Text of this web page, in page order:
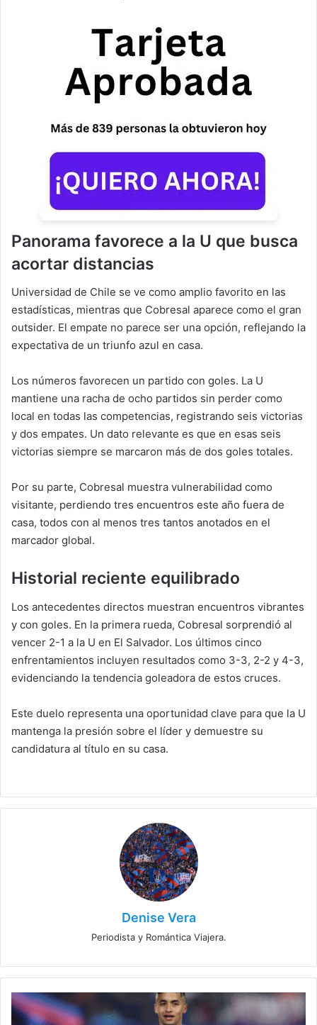
Panorama favorece a la U que busca
acortar distancias
Universidad de Chile se ve como amplio favorito en las
estadísticas, mientras que Cobresal aparece como el gran
outsider. El empate no parece ser una opción, reflejando la
expectativa de un triunfo azul en casa.
Los números favorecen un partido con goles. La U
mantiene una racha de ocho partidos sin perder como
local en todas las competencias, registrando seis victorias
y dos empates. Un dato relevante es que en esas seis
victorias siempre se marcaron más de dos goles totales.
Por su parte, Cobresal muestra vulnerabilidad como
visitante, perdiendo tres encuentros este año fuera de
casa, todos con al menos tres tantos anotados en el
marcador global.
Historial reciente equilibrado
Los antecedentes directos muestran encuentros vibrantes
y con goles. En la primera rueda, Cobresal sorprendió al
vencer 2-1 a la U en El Salvador. Los últimos cinco
enfrentamientos incluyen resultados como 3-3, 2-2 y 4-3,
evidenciando la tendencia goleadora de estos cruces.
Este duelo representa una oportunidad clave para que la U
mantenga la presión sobre el líder y demuestre su
candidatura al título en su casa.
Denise Vera
Periodista y Romántica Viajera.
La
U